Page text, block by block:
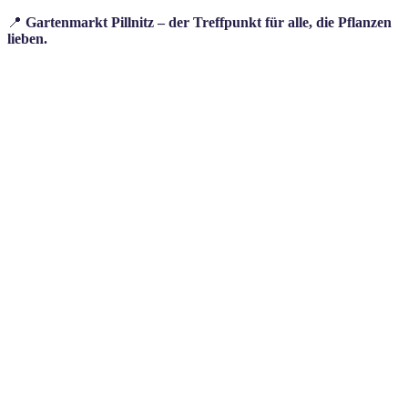
📍 Gartenmarkt Pillnitz – der Treffpunkt für alle, die Pflanzen
lieben.